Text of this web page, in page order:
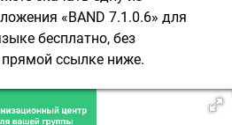
«BAND 7.1.0.6» для
бесплатно, без
прямой ссылке ниже.